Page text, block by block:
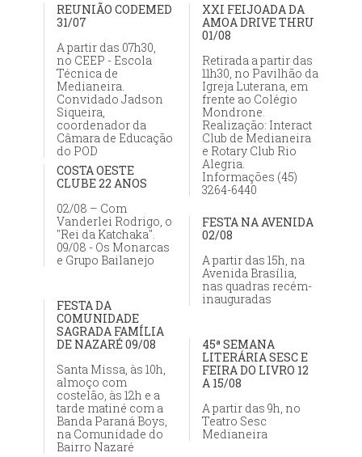
REUNIÃO CODEMED
31/07
A partir das 07h30,
no CEEP - Escola
Técnica de
Medianeira.
Convidado Jadson
Siqueira,
coordenador da
Câmara de Educação
do POD
XXI FEIJOADA DA
AMOA DRIVE THRU
01/08
Retirada a partir das
11h30, no Pavilhão da
Igreja Luterana, em
frente ao Colégio
Mondrone.
Realização: Interact
Club de Medianeira
e Rotary Club Rio
Alegria.
Informações (45)
3264-6440
COSTA OESTE
CLUBE 22 ANOS
02/08 – Com
Vanderlei Rodrigo, o
"Rei da Katchaka".
09/08 - Os Monarcas
e Grupo Bailanejo
FESTA NA AVENIDA
02/08
A partir das 15h, na
Avenida Brasília,
nas quadras recém-
inauguradas
FESTA DA
COMUNIDADE
SAGRADA FAMÍLIA
DE NAZARÉ 09/08
Santa Missa, às 10h,
almoço com
costelão, às 12h e a
tarde matiné com a
Banda Paraná Boys,
na Comunidade do
Bairro Nazaré
45ª SEMANA
LITERÁRIA SESC E
FEIRA DO LIVRO 12
A 15/08
A partir das 9h, no
Teatro Sesc
Medianeira